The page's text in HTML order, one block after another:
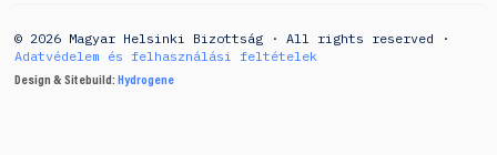
© 2026 Magyar Helsinki Bizottság · All rights reserved ·
Adatvédelem és felhasználási feltételek
Design & Sitebuild: Hydrogene